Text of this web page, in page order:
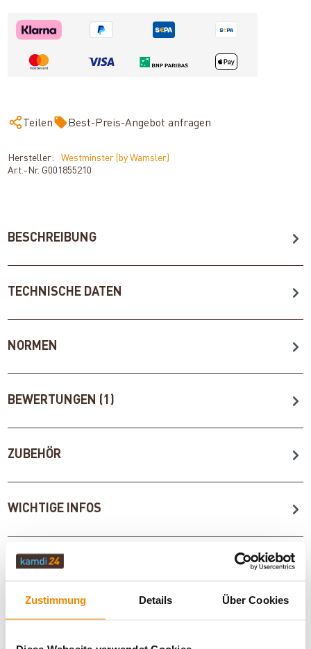
Zustimmung Details Über Cookies
Teilen Best-Preis-Angebot anfragen
Hersteller:
Westminster (by Wamsler)
Art.-Nr. G001855210
BESCHREIBUNG
TECHNISCHE DATEN
NORMEN
BEWERTUNGEN (1)
ZUBEHÖR
WICHTIGE INFOS
Artikeldatenblatt drucken Frage zum Artikel
Dieses Produkt finden Sie unter: